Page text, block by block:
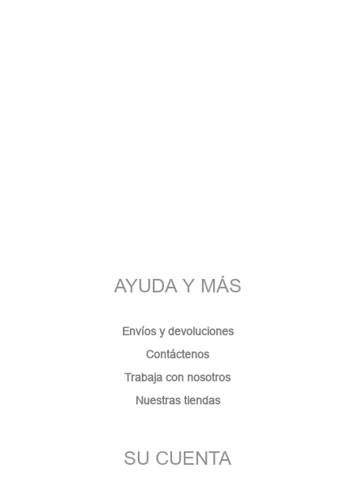
AYUDA Y MÁS
Envíos y devoluciones
Contáctenos
Trabaja con nosotros
Nuestras tiendas
SU CUENTA